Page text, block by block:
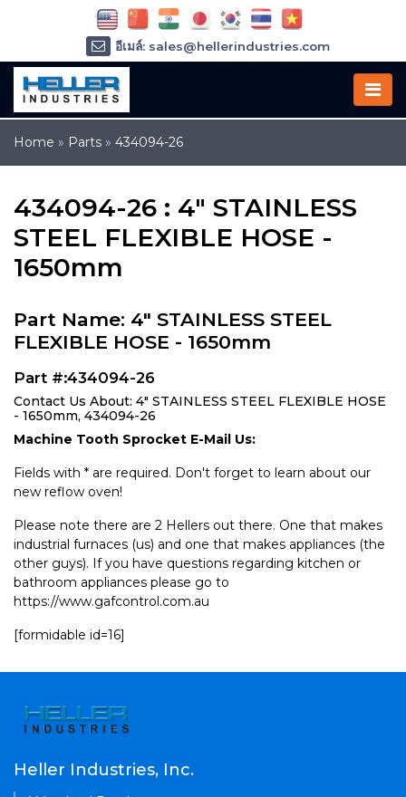
Home » Parts » 434094-26
434094-26 : 4" STAINLESS
STEEL FLEXIBLE HOSE -
1650mm
Part Name: 4" STAINLESS STEEL
FLEXIBLE HOSE - 1650mm
Part #:434094-26
Contact Us About: 4" STAINLESS STEEL FLEXIBLE HOSE
- 1650mm, 434094-26
Machine Tooth Sprocket E-Mail Us:
Fields with * are required. Don't forget to learn about our
new reflow oven!
Please note there are 2 Hellers out there. One that makes
industrial furnaces (us) and one that makes appliances (the
other guys). If you have questions regarding kitchen or
bathroom appliances please go to
https://www.gafcontrol.com.au
[formidable id=16]
อีเมล์: sales@hellerindustries.com
อีเมล์: service@hellerindustries.com
โทรศัพท์ :
Heller Industries, Inc.